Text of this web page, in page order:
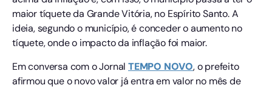
maior tíquete da Grande Vitória, no Espírito Santo. A
ideia, segundo o município, é conceder o aumento no
tíquete, onde o impacto da inflação foi maior.
Em conversa com o Jornal TEMPO NOVO, o prefeito
afirmou que o novo valor já entra em valor no mês de